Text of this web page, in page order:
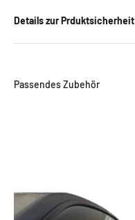
Details zur Prduktsicherheit
Passendes Zubehör